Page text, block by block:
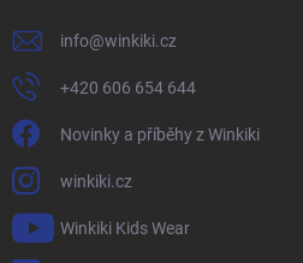
info@winkiki.cz
+420 606 654 644
Novinky a příběhy z Winkiki
winkiki.cz
Winkiki Kids Wear